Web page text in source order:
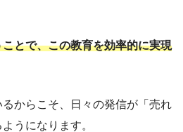
とで、この教育を効率的に実現
からこそ、日々の発信が「売れ
うになります。